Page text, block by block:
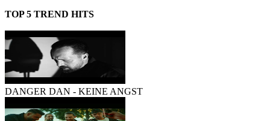
TOP 5 TREND HITS
DANGER DAN - KEINE ANGST